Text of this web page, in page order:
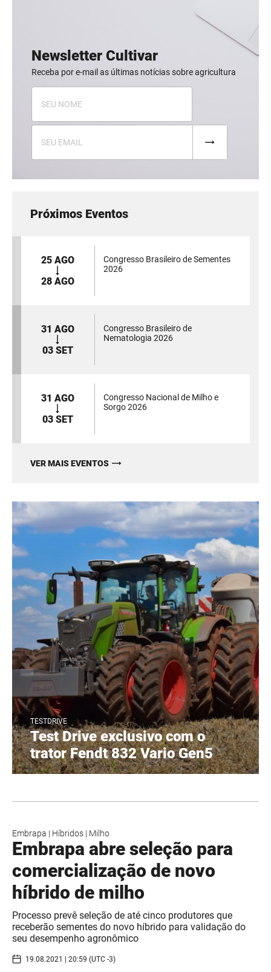
Newsletter Cultivar
Receba por e-mail as últimas notícias sobre agricultura
Próximos Eventos
25 AGO
28 AGO
Congresso Brasileiro de Sementes
2026
31 AGO
03 SET
Congresso Brasileiro de
Nematologia 2026
31 AGO
03 SET
Congresso Nacional de Milho e
Sorgo 2026
VER MAIS EVENTOS
TESTDRIVE
Test Drive exclusivo com o
trator Fendt 832 Vario Gen5
Embrapa | Híbridos | Milho
Embrapa abre seleção para
comercialização de novo
híbrido de milho
Processo prevê seleção de até cinco produtores que
receberão sementes do novo híbrido para validação do
seu desempenho agronômico
19.08.2021 | 20:59 (UTC -3)